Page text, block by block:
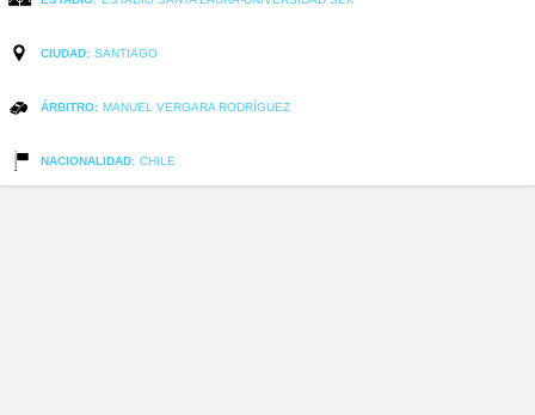
CIUDAD: SANTIAGO
ÁRBITRO: MANUEL VERGARA RODRÍGUEZ
NACIONALIDAD: CHILE